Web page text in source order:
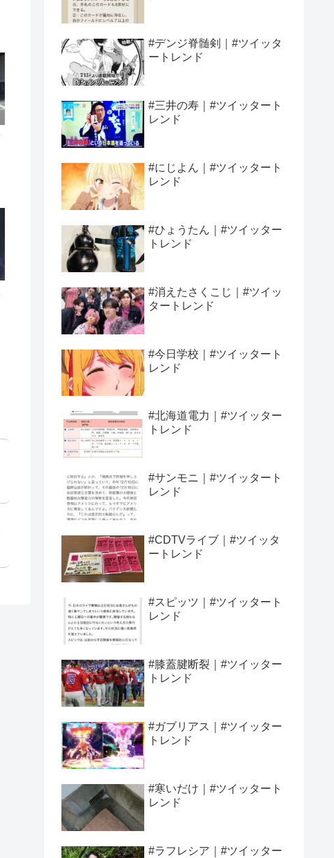
#デンジ脊髄剣｜#ツイッタ
ートレンド
#三井の寿｜#ツイッタート
レンド
#にじよん｜#ツイッタート
レンド
#ひょうたん｜#ツイッター
トレンド
#消えたさくこじ｜#ツイッ
タートレンド
#今日学校｜#ツイッタート
レンド
#北海道電力｜#ツイッター
トレンド
#サンモニ｜#ツイッタート
レンド
#CDTVライブ｜#ツイッタ
ートレンド
#スピッツ｜#ツイッタート
レンド
#膝蓋腱断裂｜#ツイッター
トレンド
#ガブリアス｜#ツイッター
トレンド
#寒いだけ｜#ツイッタート
レンド
#ラフレシア｜#ツイッター